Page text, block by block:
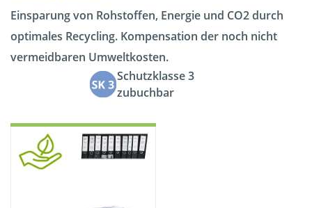
Einsparung von Rohstoffen, Energie und CO2 durch
optimales Recycling. Kompensation der noch nicht
vermeidbaren Umweltkosten.
Schutzklasse 3
zubuchbar